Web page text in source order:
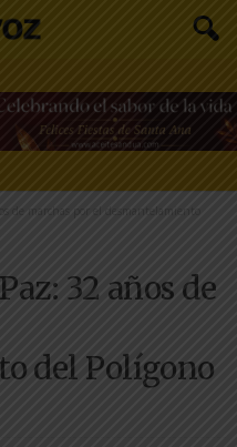
de marchas por el desmantelamiento
32 años de
del Polígono